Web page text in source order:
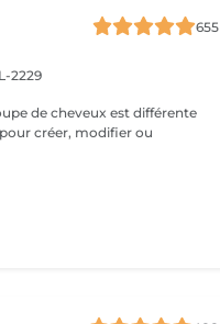
655
2229
de cheveux est différente
créer, modifier ou